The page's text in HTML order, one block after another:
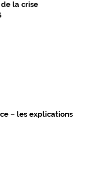
la crise
– les explications